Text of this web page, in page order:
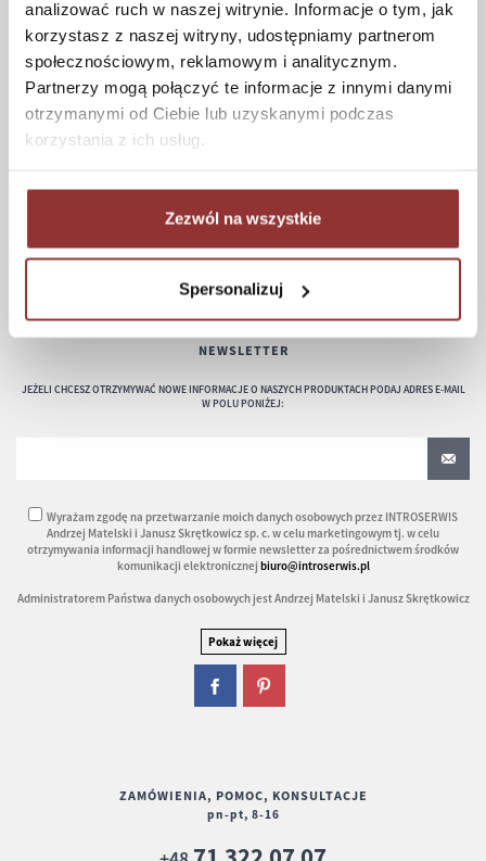
analizować ruch w naszej witrynie. Informacje o tym, jak
korzystasz z naszej witryny, udostępniamy partnerom
społecznościowym, reklamowym i analitycznym.
Partnerzy mogą połączyć te informacje z innymi danymi
otrzymanymi od Ciebie lub uzyskanymi podczas
korzystania z ich usług.
Zezwól na wszystkie
Spersonalizuj
POMOC
Regulamin
Konserwacja i czyszczenie
Kontakt
NEWSLETTER
JEŻELI CHCESZ OTRZYMYWAĆ NOWE INFORMACJE O NASZYCH PRODUKTACH PODAJ ADRES E-MAIL
W POLU PONIŻEJ:
Wyrażam zgodę na przetwarzanie moich danych osobowych przez INTROSERWIS
Andrzej Matelski i Janusz Skrętkowicz sp. c. w celu marketingowym tj. w celu
otrzymywania informacji handlowej w formie newsletter za pośrednictwem środków
komunikacji elektronicznej biuro@introserwis.pl
Administratorem Państwa danych osobowych jest Andrzej Matelski i Janusz Skrętkowicz
ZAMÓWIENIA, POMOC, KONSULTACJE
pn-pt, 8-16